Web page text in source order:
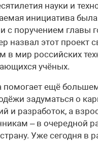
науки и
инициатива
с поручением главы
назвал этот проект
в мир российских
учёных.
ещё
задуматься о
и разработок, а
– в очередной
Уже сегодня в